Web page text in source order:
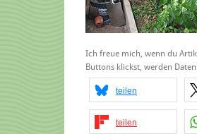
Ich freue mich, wenn du
Buttons klickst, werden
teilen
teilen